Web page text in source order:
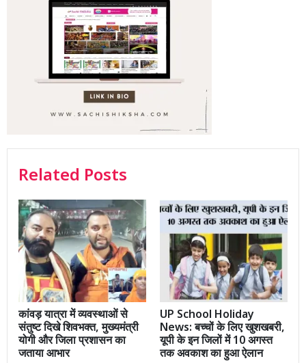
Related Posts
कांवड़ यात्रा में व्यवस्थाओं से
संतुष्ट दिखे शिवभक्त, मुख्यमंत्री
योगी और जिला प्रशासन का
जताया आभार
UP School Holiday
News: बच्चों के लिए खुशखबरी,
यूपी के इन जिलों में 10 अगस्त
तक अवकाश का हुआ ऐलान